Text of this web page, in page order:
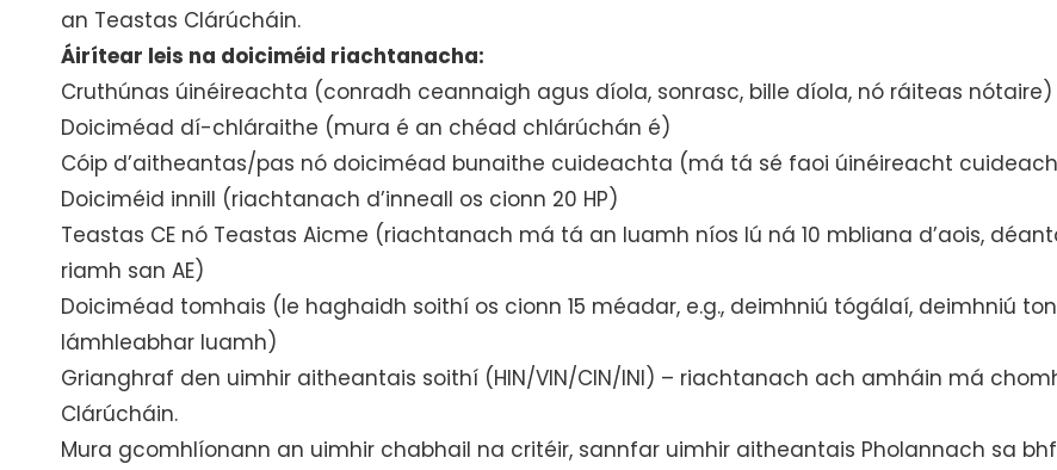
an Teastas Clárúcháin.
Áirítear leis na doiciméid riachtanacha:
Cruthúnas úinéireachta (conradh ceannaigh agus díola, sonrasc, bille díola, nó ráiteas nótaire)
Doiciméad dí-chláraithe (mura é an chéad chlárúchán é)
Cóip d’aitheantas/pas nó doiciméad bunaithe cuideachta (má tá sé faoi úinéireacht
Doiciméid innill (riachtanach d’inneall os cionn 20 HP)
Teastas CE nó Teastas Aicme (riachtanach má tá an luamh níos lú ná 10 mbliana d’aois,
riamh san AE)
Doiciméad tomhais (le haghaidh soithí os cionn 15 méadar, e.g., deimhniú tógálaí, deimhniú
lámhleabhar luamh)
Grianghraf den uimhir aitheantais soithí (HIN/VIN/CIN/INI) – riachtanach ach amháin má
Clárúcháin.
Mura gcomhlíonann an uimhir chabhail na critéir, sannfar uimhir aitheantais Pholannach sa